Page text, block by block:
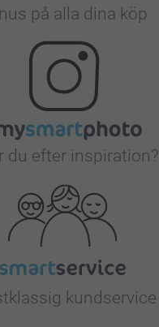
på alla dina köp
du efter inspiration?
kundservice